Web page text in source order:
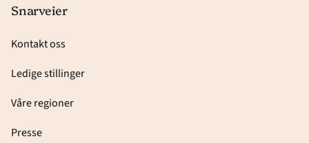
Snarveier
Kontakt oss
Ledige stillinger
Våre regioner
Presse